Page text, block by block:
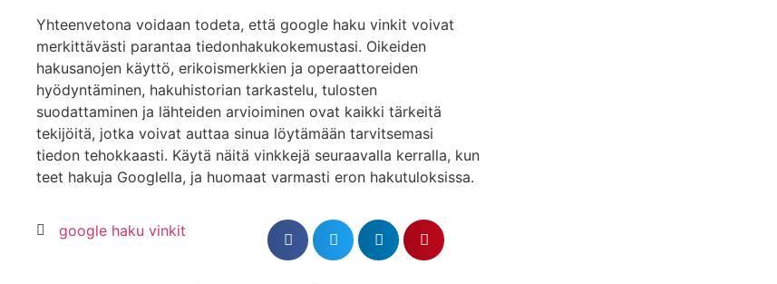
Yhteenvetona voidaan todeta, että google haku vinkit voivat
merkittävästi parantaa tiedonhakukokemustasi. Oikeiden
hakusanojen käyttö, erikoismerkkien ja operaattoreiden
hyödyntäminen, hakuhistorian tarkastelu, tulosten
suodattaminen ja lähteiden arvioiminen ovat kaikki tärkeitä
tekijöitä, jotka voivat auttaa sinua löytämään tarvitsemasi
tiedon tehokkaasti. Käytä näitä vinkkejä seuraavalla kerralla, kun
teet hakuja Googlella, ja huomaat varmasti eron hakutuloksissa.
google haku vinkit